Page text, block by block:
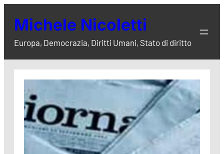
Michele Nicoletti
Europa, Democrazia, Diritti Umani, Stato di diritto